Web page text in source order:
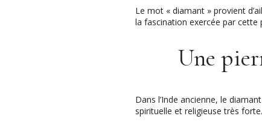
Le mot « diamant » provient
la fascination exercée par cette
Une
Dans l’Inde ancienne, le
spirituelle et religieuse très forte.